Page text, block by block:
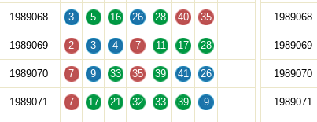
1989068 3 5 16 26 28 40 35
1989069 2 3 4 7 11 17 28
1989070 7 9 33 35 39 41 26
1989071 7 17 21 32 33 39 9
1989068
1989069
1989070
1989071